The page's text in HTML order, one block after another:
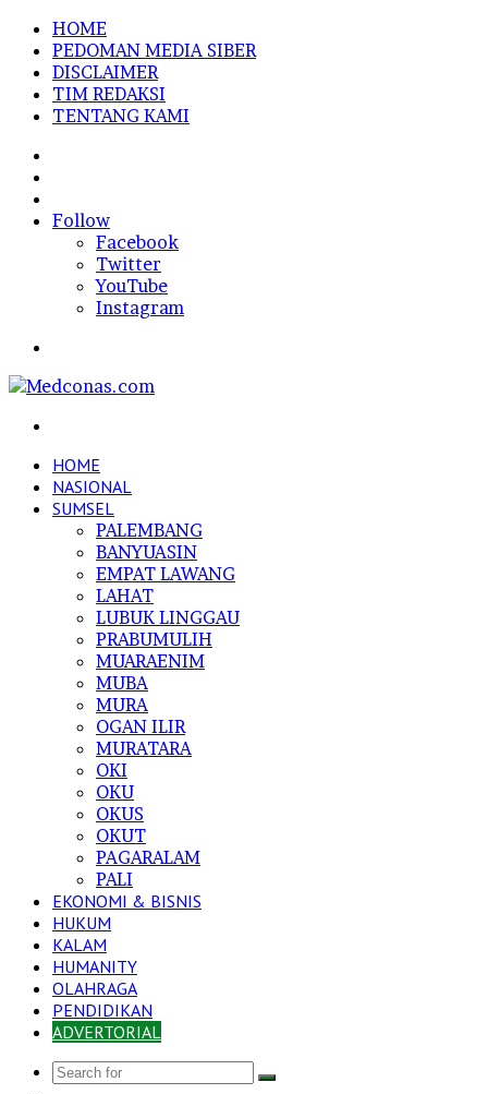
HOME
PEDOMAN MEDIA SIBER
DISCLAIMER
TIM REDAKSI
TENTANG KAMI
In
Follow
Facebook
Twitter
YouTube
Instagram
HOME
NASIONAL
SUMSEL
PALEMBANG
BANYUASIN
EMPAT LAWANG
LAHAT
LUBUK LINGGAU
PRABUMULIH
MUARAENIM
MUBA
MURA
OGAN ILIR
MURATARA
OKI
OKU
OKUS
OKUT
PAGARALAM
PALI
EKONOMI & BISNIS
HUKUM
KALAM
HUMANITY
OLAHRAGA
PENDIDIKAN
ADVERTORIAL
Search